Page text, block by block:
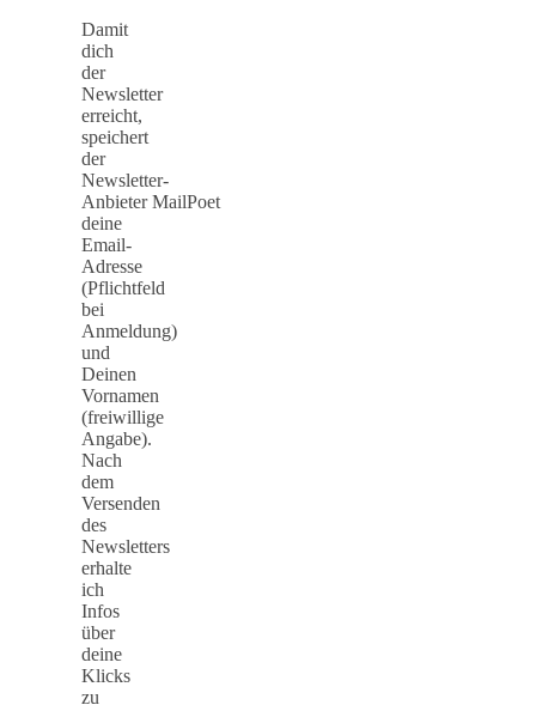
Damit
dich
der
Newsletter
erreicht,
speichert
der
Newsletter-
Anbieter MailPoet
deine
Email-
Adresse
(Pflichtfeld
bei
Anmeldung)
und
Deinen
Vornamen
(freiwillige
Angabe).
Nach
dem
Versenden
des
Newsletters
erhalte
ich
Infos
über
deine
Klicks
zu